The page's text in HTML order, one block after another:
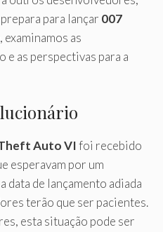
para lançar 007
as
e as perspectivas para a
Auto VIfoi recebido
esperavam por um
data de lançamento adiada
terão que ser pacientes.
esta situação pode ser